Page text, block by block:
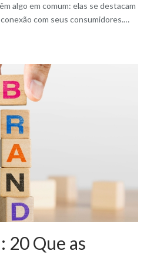
algo em comum: elas se destacam
com seus consumidores.…
20 Que as